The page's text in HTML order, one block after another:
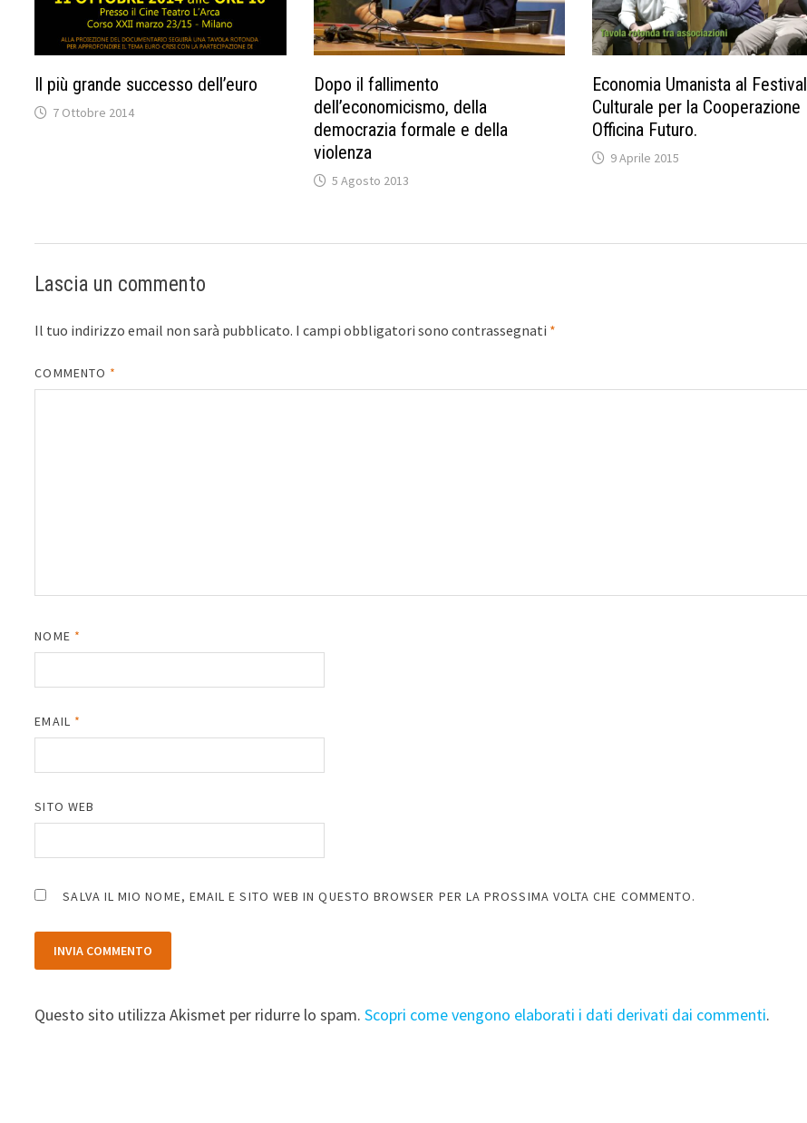
Il più grande successo dell’euro
7 Ottobre 2014
Dopo il fallimento
dell’economicismo, della
democrazia formale e della
violenza
5 Agosto 2013
Economia Umanista al Festival
Culturale per la Cooperazione
Officina Futuro.
9 Aprile 2015
Lascia un commento
Il tuo indirizzo email non sarà pubblicato. I campi obbligatori sono contrassegnati *
COMMENTO *
NOME *
EMAIL *
SITO WEB
SALVA IL MIO NOME, EMAIL E SITO WEB IN QUESTO BROWSER PER LA PROSSIMA VOLTA CHE COMMENTO.
Questo sito utilizza Akismet per ridurre lo spam.Scopri come vengono elaborati i dati derivati dai commenti.